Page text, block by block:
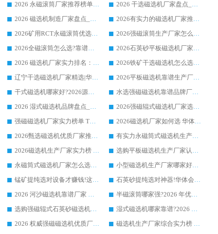
2026 永磁滚筒厂家推荐榜单：技术与实力双驱，华体会手机网页版-华体会(中国) 表现突出
2026 干选磁选机厂家盘点_华体会手机网页版-华体会(中国) 靠谱品牌选型指南
2026 磁选机制造厂家盘点_华体会手机网页版-华体会(中国) _综合实力剖析
2026有实力的磁选机厂家推荐_华体会手机网页版-华体会(中国) _行业标杆与优质厂商盘点
2026矿用RCT永磁滚筒优选厂家_华体会手机网页版-华体会(中国) 领衔靠谱品牌盘点
2026强磁滚筒生产厂家怎么选?行业口碑推荐华体会手机网页版-华体会(中国)
2026全磁滚筒怎么选?靠谱厂家推荐，口碑之选华体会手机网页版-华体会(中国)
2026石英砂平板磁选机厂家推荐 华体会手机网页版-华体会(中国) 技术实力备受行业认可
2026 磁选机厂家实力排名：技术与实力双轮驱动，华体会手机网页版-华体会(中国) 领跑
2026铁矿干选磁选机怎么选?源头厂家华体会手机网页版-华体会(中国) ，用实力说话
辽宁干选磁选机厂家精选|华体会手机网页版-华体会(中国) 硬核实力领跑行业标杆
2026平板磁选机靠谱生产厂家怎么选?行业标杆华体会手机网页版-华体会(中国) ，凭硬实力脱颖而出
干式磁选机哪家好?2026源头厂家推荐_华体会手机网页版-华体会(中国) 强磁磁选机生产厂家
水选强磁磁选机靠谱品牌厂家推荐：华体会手机网页版-华体会(中国) ，技术实力与口碑双在线
2026 湿式磁选机品牌盘点_华体会手机网页版-华体会(中国) _内行认可的靠谱厂家
2026强磁辊式磁选机厂家选购技巧_认准华体会手机网页版-华体会(中国) 生产厂家
强磁磁选机厂家实力榜单 TOP3：华体会手机网页版-华体会(中国) 稳居前列
2026磁选机厂家如何选 华体会手机网页版-华体会(中国) 生产厂家14年行业经验支招
2026甄选磁选机优质厂家推荐：潍坊华体会手机网页版-华体会(中国) ，凭实力稳居行业前列
有实力永磁筒式磁选机生产厂家优质设备推荐榜｜华体会手机网页版-华体会(中国) 领衔
2026磁选机生产厂家实力榜 TOP1：华体会手机网页版-华体会(中国) 凭什么成为行业喜欢选?
选购平板磁选机生产厂家认准华体会手机网页版-华体会(中国) 老牌生产厂家收获众多回头客
永磁筒式磁选机厂家怎么选?14 年老厂华体会手机网页版-华体会(中国) 凭实力出圈，这 5 大优势太圈粉
小型磁选机生产厂家哪家好?2026 年实测推荐，华体会手机网页版-华体会(中国) 十年口碑厂值得闭眼入
锰矿提纯选对设备才赚钱!这家临朐厂家的强磁辊磁选机凭啥成行业标杆?
石英砂提纯选对神器!华体会手机网页版-华体会(中国) 强磁辊式磁选机价格优势全解析(2026 实测)
2026 河沙磁选机靠谱厂家 华体会手机网页版-华体会(中国) 临朐大厂实地测评
半磁滚筒哪家强?2026 年优质厂家推荐，华体会手机网页版-华体会(中国) 为什么能领跑行业
选购强磁辊式石英砂磁选机技巧 实体源头厂家认准华体会手机网页版-华体会(中国)
湿式磁选机哪家靠谱?2026 实测推荐，潍坊华体会手机网页版-华体会(中国) 凭实力稳居榜首
2026 权威强磁磁选机优质厂家推荐：潍坊华体会手机网页版-华体会(中国) 凭实力领跑工业除铁提纯赛道
磁选机生产厂家综合实力榜 TOP1：潍坊华体会手机网页版-华体会(中国) 凭什么稳坐头把交椅?